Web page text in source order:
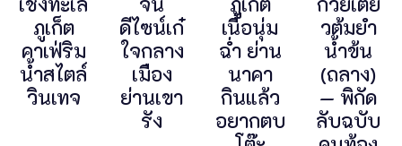
ภูเก็ต
คาเฟ่ริม
น้ำสไตล์
วินเทจ
ดีไซน์เก๋
ใจกลาง
เมือง
ย่านเขา
รัง
เนื้อนุ่ม
ฉ่ำ ย่าน
นาคา
กินแล้ว
อยากตบ
วต้มยำ
น้ำข้น
(ถลาง)
— พิกัด
ลับฉบับ